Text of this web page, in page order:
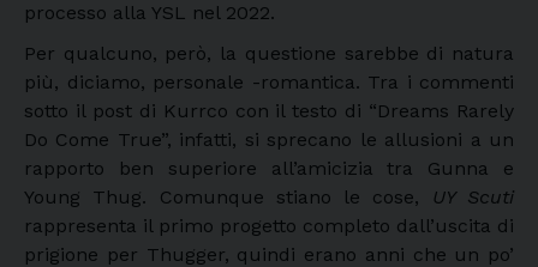
processo alla YSL nel 2022.
Per qualcuno, però, la questione sarebbe di natura
più, diciamo, personale -romantica. Tra i commenti
sotto il post di Kurrco con il testo di “Dreams Rarely
Do Come True”, infatti, si sprecano le allusioni a un
rapporto ben superiore all’amicizia tra Gunna e
Young Thug. Comunque stiano le cose,
UY Scuti
rappresenta il primo progetto completo dall’uscita di
prigione per Thugger, quindi erano anni che un po’